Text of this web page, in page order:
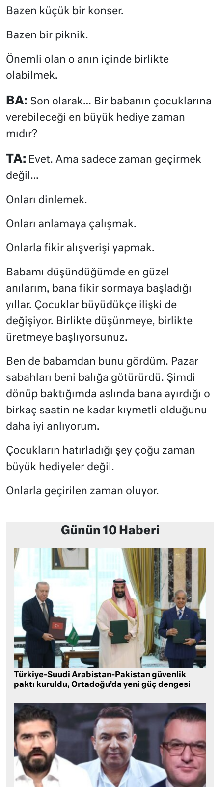
Bazen küçük bir konser.
Bazen bir piknik.
Önemli olan o anın içinde birlikte
olabilmek.
BA: Son olarak… Bir babanın çocuklarına
verebileceği en büyük hediye zaman
mıdır?
TA: Evet. Ama sadece zaman geçirmek
değil…
Onları dinlemek.
Onları anlamaya çalışmak.
Onlarla fikir alışverişi yapmak.
Babamı düşündüğümde en güzel
anılarım, bana fikir sormaya başladığı
yıllar. Çocuklar büyüdükçe ilişki de
değişiyor. Birlikte düşünmeye, birlikte
üretmeye başlıyorsunuz.
Ben de babamdan bunu gördüm. Pazar
sabahları beni balığa götürürdü. Şimdi
dönüp baktığımda aslında bana ayırdığı o
birkaç saatin ne kadar kıymetli olduğunu
daha iyi anlıyorum.
Çocukların hatırladığı şey çoğu zaman
büyük hediyeler değil.
Onlarla geçirilen zaman oluyor.
Günün 10 Haberi
Türkiye-Suudi Arabistan-Pakistan güvenlik
paktı kuruldu, Ortadoğu’da yeni güç dengesi